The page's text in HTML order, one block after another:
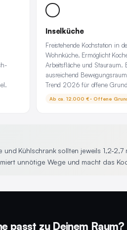
Inselküche
Freistehende Kochstation in
Wohnküche. Ermöglicht
Arbeitsfläche und Stauraum.
ausreichend
Trend 2026 für offene
Ab ca. 12.000 € · Offene
und Kühlschrank sollten jeweils 1,2-2,7
unnötige Wege und macht das
passt zu Deinem Raum?